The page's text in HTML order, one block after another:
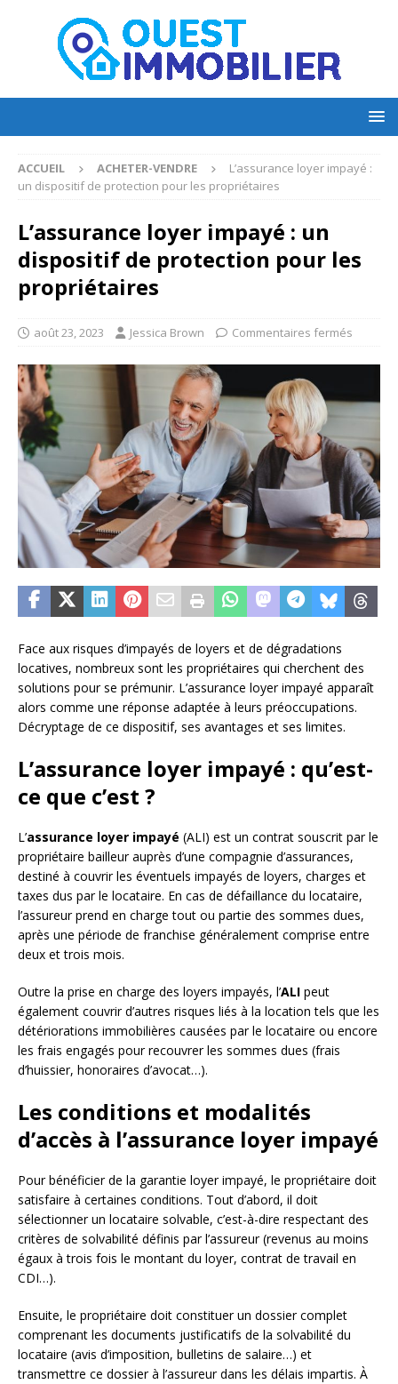
ACCUEIL ACHETER-VENDRE
L’assurance loyer impayé :
un dispositif de protection pour les propriétaires
L’assurance loyer impayé : un
dispositif de protection pour les
propriétaires
août 23, 2023 Jessica Brown Commentaires fermés
Face aux risques d’impayés de loyers et de dégradations
locatives, nombreux sont les propriétaires qui cherchent des
solutions pour se prémunir. L’assurance loyer impayé apparaît
alors comme une réponse adaptée à leurs préoccupations.
Décryptage de ce dispositif, ses avantages et ses limites.
L’assurance loyer impayé : qu’est-
ce que c’est ?
L’assurance loyer impayé (ALI) est un contrat souscrit par le
propriétaire bailleur auprès d’une compagnie d’assurances,
destiné à couvrir les éventuels impayés de loyers, charges et
taxes dus par le locataire. En cas de défaillance du locataire,
l’assureur prend en charge tout ou partie des sommes dues,
après une période de franchise généralement comprise entre
deux et trois mois.
Outre la prise en charge des loyers impayés, l’ALI peut
également couvrir d’autres risques liés à la location tels que les
détériorations immobilières causées par le locataire ou encore
les frais engagés pour recouvrer les sommes dues (frais
d’huissier, honoraires d’avocat…).
Les conditions et modalités
d’accès à l’assurance loyer impayé
Pour bénéficier de la garantie loyer impayé, le propriétaire doit
satisfaire à certaines conditions. Tout d’abord, il doit
sélectionner un locataire solvable, c’est-à-dire respectant des
critères de solvabilité définis par l’assureur (revenus au moins
égaux à trois fois le montant du loyer, contrat de travail en
CDI…).
Ensuite, le propriétaire doit constituer un dossier complet
comprenant les documents justificatifs de la solvabilité du
locataire (avis d’imposition, bulletins de salaire…) et
transmettre ce dossier à l’assureur dans les délais impartis. À